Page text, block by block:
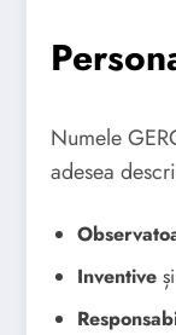
Numele
adesea
Inventive